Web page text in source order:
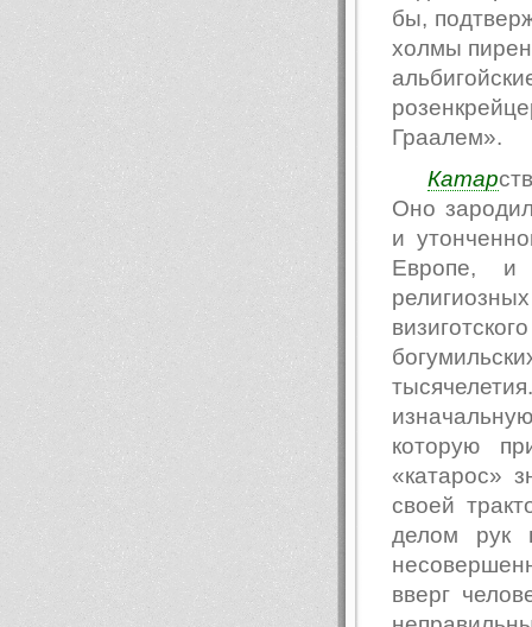
бы,
холмы
Граалем».
Катар
Оно
и
Европе, и
которую
«катарос»
своей
делом рук
вверг